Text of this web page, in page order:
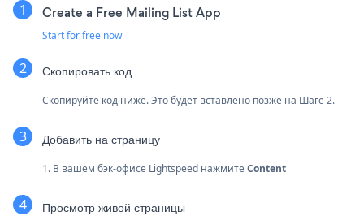
Create a Free Mailing List App
Start for free now
Скопировать код
Скопируйте код ниже. Это будет вставлено позже на Шаге 2.
Добавить на страницу
1. В вашем бэк-офисе Lightspeed нажмитеContent
Просмотр живой страницы